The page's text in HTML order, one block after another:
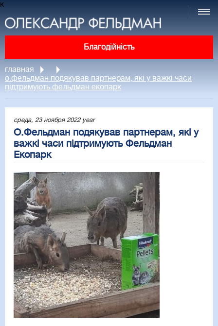
к
Благодійність
главная
о.фельдман подякував партнерам, які у важкі часи
підтримують фельдман екопарк
среда, 23 ноября 2022 year
О.Фельдман подякував партнерам, які у
важкі часи підтримують Фельдман
Екопарк